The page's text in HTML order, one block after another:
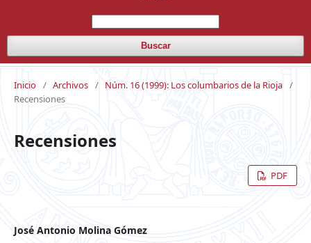
Buscar
Inicio / Archivos / Núm. 16 (1999): Los columbarios de la Rioja /
Recensiones
Recensiones
PDF
José Antonio Molina Gómez